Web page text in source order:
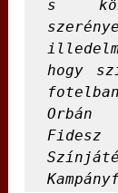
s
hogy